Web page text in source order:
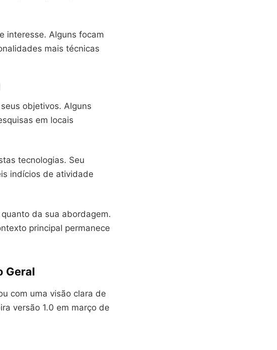
interesse. Alguns focam
mais técnicas
objetivos. Alguns
em locais
tecnologias. Seu
indícios de atividade
da sua abordagem.
principal permanece
Geral
com uma visão clara de
versão 1.0 em março de